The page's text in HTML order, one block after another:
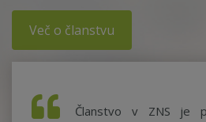
Več o članstvu
Članstvo v ZNS je